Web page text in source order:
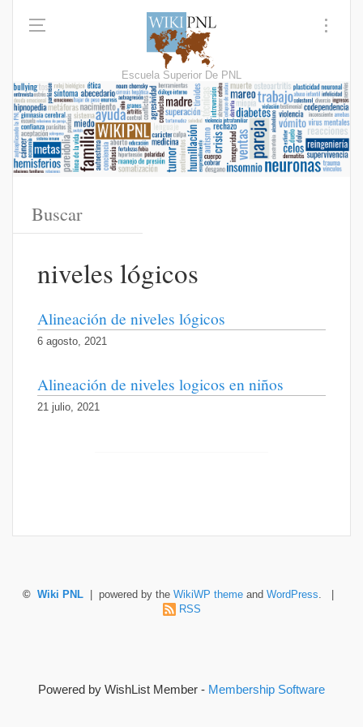
Escuela Superior De PNL
niveles lógicos
Alineación de niveles lógicos
6 agosto, 2021
Alineación de niveles logicos en niños
21 julio, 2021
© Wiki PNL | powered by the WikiWP theme and WordPress. |
RSS
Powered by WishList Member - Membership Software